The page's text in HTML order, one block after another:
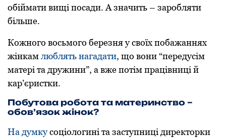
обіймати вищі посади. А значить – заробляти
більше.
Кожного восьмого березня у своїх побажаннях
жінкамлюблять нагадати, що вони “передусім
матері та дружини”, а вже потім працівниці й
кар’єристки.
Побутова робота та материнство –
обов’язок жінок?
На думкусоціологині та заступниці директорки